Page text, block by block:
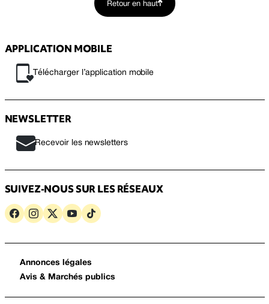
Retour en haut
APPLICATION MOBILE
Télécharger l’application mobile
NEWSLETTER
Recevoir les newsletters
SUIVEZ-NOUS SUR LES RÉSEAUX
Annonces légales
Avis & Marchés publics